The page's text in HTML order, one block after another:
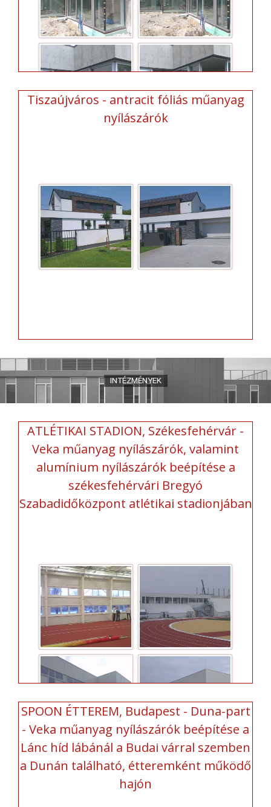
Tiszaújváros - antracit fóliás műanyag
nyílászárók
ATLÉTIKAI STADION, Székesfehérvár -
Veka műanyag nyílászárók, valamint
alumínium nyílászárók beépítése a
székesfehérvári Bregyó
Szabadidőközpont atlétikai stadionjában
SPOON ÉTTEREM, Budapest - Duna-part
- Veka műanyag nyílászárók beépítése a
Lánc híd lábánál a Budai várral szemben
a Dunán található, étteremként működő
hajón